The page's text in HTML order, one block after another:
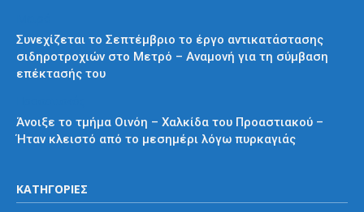
Συνεχίζεται το Σεπτέμβριο το έργο αντικατάστασης
σιδηροτροχιών στο Μετρό – Αναμονή για τη σύμβαση
επέκτασής του
Άνοιξε το τμήμα Οινόη – Χαλκίδα του Προαστιακού –
Ήταν κλειστό από το μεσημέρι λόγω πυρκαγιάς
ΚΑΤΗΓΟΡΙΕΣ